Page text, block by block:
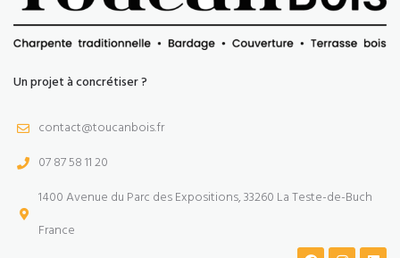
Un projet à concrétiser ?
contact@toucanbois.fr
07 87 58 11 20
1400 Avenue du Parc des Expositions, 33260 La Teste-de-Buch
France